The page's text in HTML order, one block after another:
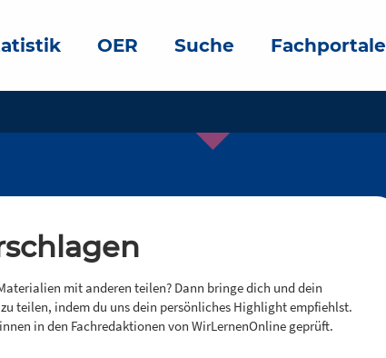
OER Suche Fachportale
mit anderen teilen? Dann bringe dich und dein
teilen, indem du uns dein persönliches Highlight empfiehlst.
in den Fachredaktionen von WirLernenOnline geprüft.